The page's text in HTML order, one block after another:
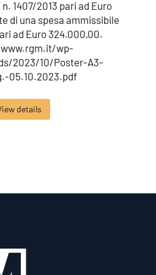
testo
1407/2013 pari ad Euro
di una spesa ammissibile
ad Euro 324.000,00.
wp-
2023/10/Poster-A3-
05.10.2023.pdf
details